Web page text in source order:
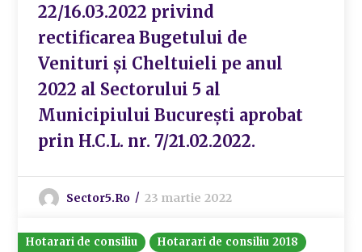
22/16.03.2022 privind
rectificarea Bugetului de
Venituri și Cheltuieli pe anul
2022 al Sectorului 5 al
Municipiului București aprobat
prin H.C.L. nr. 7/21.02.2022.
Sector5.ro 23 martie 2022
Hotarari de consiliu
Hotarari de consiliu 2018